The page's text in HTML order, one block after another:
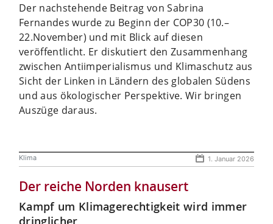
Der nachstehende Beitrag von Sabrina
Fernandes wurde zu Beginn der COP30 (10.–
22.November) und mit Blick auf diesen
veröffentlicht. Er diskutiert den Zusammenhang
zwischen Antiimperialismus und Klimaschutz aus
Sicht der Linken in Ländern des globalen Südens
und aus ökologischer Perspektive. Wir bringen
Auszüge daraus.
Klima 1. Januar 2026
Der reiche Norden knausert
Kampf um Klimagerechtigkeit wird immer
dringlicher